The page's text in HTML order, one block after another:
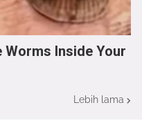
Worms Inside Your
Lebih lama